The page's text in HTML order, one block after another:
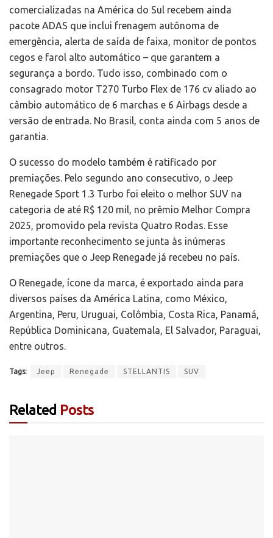
comercializadas na América do Sul recebem ainda
pacote ADAS que inclui frenagem autônoma de
emergência, alerta de saída de faixa, monitor de pontos
cegos e farol alto automático – que garantem a
segurança a bordo. Tudo isso, combinado com o
consagrado motor T270 Turbo Flex de 176 cv aliado ao
câmbio automático de 6 marchas e 6 Airbags desde a
versão de entrada. No Brasil, conta ainda com 5 anos de
garantia.
O sucesso do modelo também é ratificado por
premiações. Pelo segundo ano consecutivo, o Jeep
Renegade Sport 1.3 Turbo foi eleito o melhor SUV na
categoria de até R$ 120 mil, no prêmio Melhor Compra
2025, promovido pela revista Quatro Rodas. Esse
importante reconhecimento se junta às inúmeras
premiações que o Jeep Renegade já recebeu no país.
O Renegade, ícone da marca, é exportado ainda para
diversos países da América Latina, como México,
Argentina, Peru, Uruguai, Colômbia, Costa Rica, Panamá,
República Dominicana, Guatemala, El Salvador, Paraguai,
entre outros.
Tags: Jeep Renegade STELLANTIS SUV
Related Posts